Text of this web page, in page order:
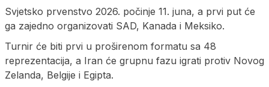
Svjetsko prvenstvo 2026. počinje 11. juna, a prvi put će
ga zajedno organizovati SAD, Kanada i Meksiko.
Turnir će biti prvi u proširenom formatu sa 48
reprezentacija, a Iran će grupnu fazu igrati protiv Novog
Zelanda, Belgije i Egipta.